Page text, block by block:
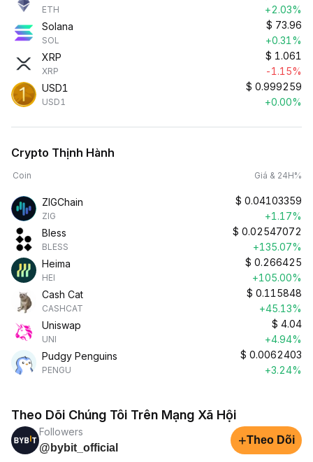
ETH
+2.03%
Solana
SOL
$ 73.96
+0.31%
XRP
XRP
$ 1.061
-1.15%
USD1
USD1
$ 0.999259
+0.00%
Crypto Thịnh Hành
Coin Giá & 24H%
ZIGChain
ZIG
$ 0.04103359
+1.17%
Bless
BLESS
$ 0.02547072
+135.07%
Heima
HEI
$ 0.266425
+105.00%
Cash Cat
CASHCAT
$ 0.115848
+45.13%
Uniswap
UNI
$ 4.04
+4.94%
Pudgy Penguins
PENGU
$ 0.0062403
+3.24%
Theo Dõi Chúng Tôi Trên Mạng Xã Hội
Followers
@bybit_official
+Theo Dõi